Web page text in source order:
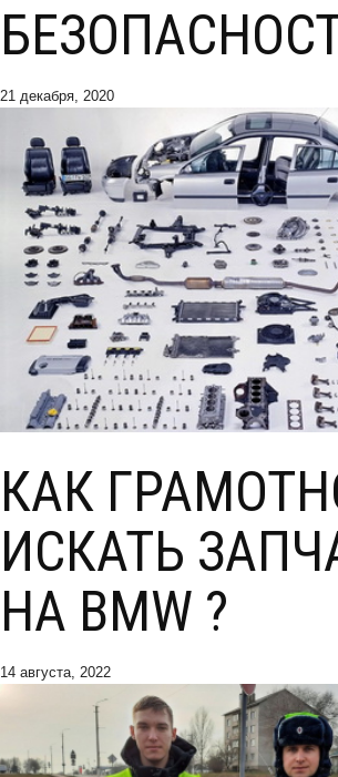
21 декабря, 2020
КАК
ИСКАТЬ
НА BMW ?
14 августа, 2022